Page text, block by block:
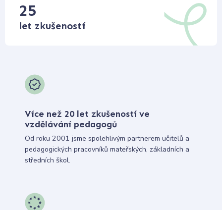
25
let zkušeností
Více než 20 let zkušeností ve
vzdělávání pedagogů
Od roku 2001 jsme spolehlivým partnerem učitelů a
pedagogických pracovníků mateřských, základních a
středních škol.